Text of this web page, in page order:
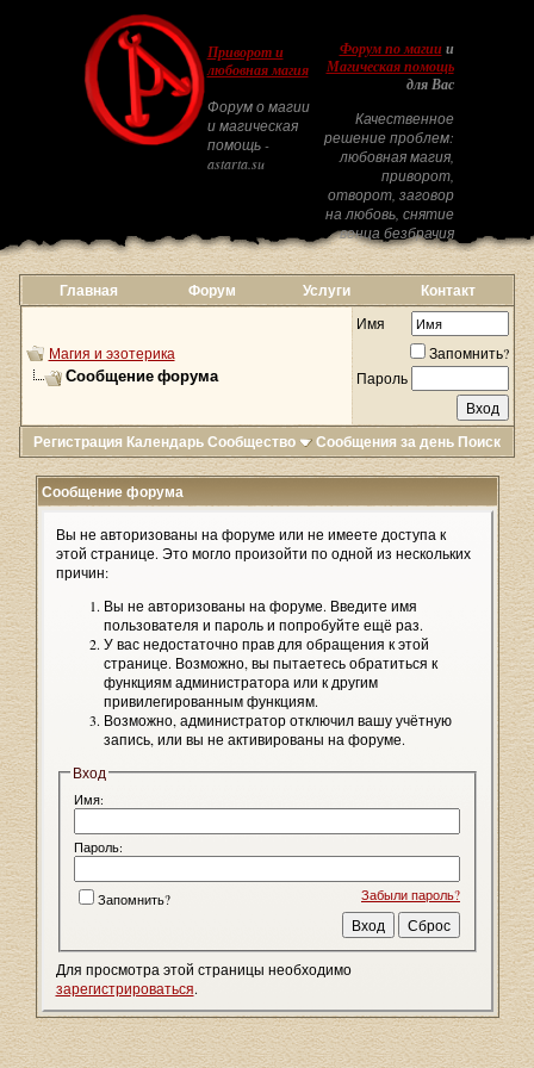
Приворот и
любовная магия
Форум о магии
и магическая
помощь -
astarta.su
Форум по магиии
Магическая помощь
для Вас
Качественное
решение проблем:
любовная магия,
приворот,
отворот, заговор
на любовь, снятие
венца безбрачия
Главная Форум Услуги Контакт
Магия и эзотерика
Сообщение форума
Имя
Запомнить?
Пароль
Регистрация КалендарьСообщество Сообщения за день Поиск
Сообщение форума
Вы не авторизованы на форуме или не имеете доступа к
этой странице. Это могло произойти по одной из нескольких
причин:
Вы не авторизованы на форуме. Введите имя
пользователя и пароль и попробуйте ещё раз.
У вас недостаточно прав для обращения к этой
странице. Возможно, вы пытаетесь обратиться к
функциям администратора или к другим
привилегированным функциям.
Возможно, администратор отключил вашу учётную
запись, или вы не активированы на форуме.
Вход
Имя:
Пароль:
Забыли пароль?
Запомнить?
Для просмотра этой страницы необходимо
зарегистрироваться.